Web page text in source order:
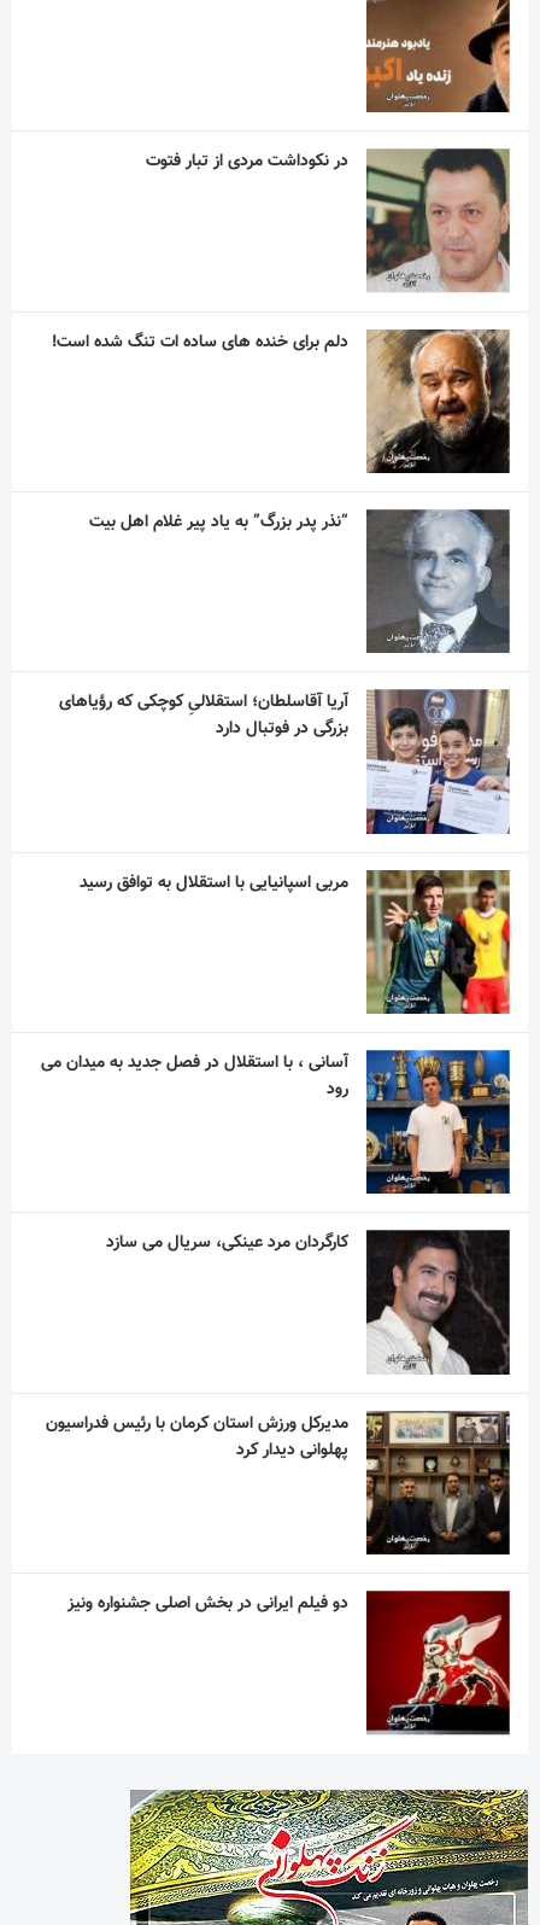
در نکوداشت مردی از تبار فتوت
دلم برای خنده های ساده ات تنگ شده است!
“نذر پدر بزرگ” به یاد پیر غلام اهل بیت
آریا آقاسلطان؛ استقلالیِ کوچکی که رؤیاهای
بزرگی در فوتبال دارد
مربی اسپانیایی با استقلال به توافق رسید
آسانی ، با استقلال در فصل جدید به میدان می
رود
کارگردان مرد عینکی، سریال می سازد
مدیرکل ورزش استان کرمان با رئیس فدراسیون
پهلوانی دیدار کرد
دو فیلم ایرانی در بخش اصلی جشنواره ونیز